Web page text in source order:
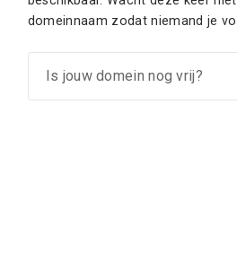
domeinnaam zodat niemand je